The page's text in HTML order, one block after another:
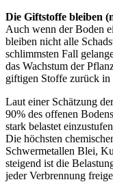
Die Giftstoffe bleiben
Auch wenn der Boden
bleiben nicht alle
schlimmsten Fall
das Wachstum der
giftigen Stoffe zurück in
Laut einer Schätzung
90% des offenen
stark belastet
Die höchsten
Schwermetallen Blei,
steigend ist die
jeder Verbrennung